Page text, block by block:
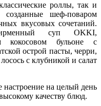
роллы, так и
созданные шеф-поваром
вкусовых сочетаний.
суп OKKI,
кокосовом бульоне с
острой пасты, черри,
с клубникой и салат
на целый день
качеству блюд.